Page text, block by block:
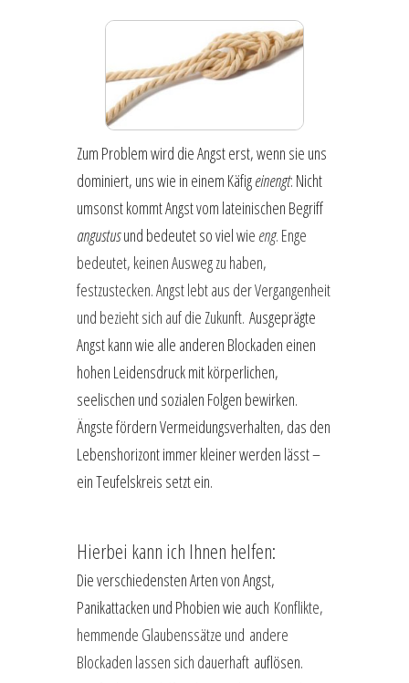
Zum Problem wird die Angst erst, wenn sie uns
dominiert, uns wie in einem Käfigeinengt: Nicht
umsonst kommt Angst vom lateinischen Begriff
angustusund bedeutet so viel wie eng. Enge
bedeutet, keinen Ausweg zu haben,
festzustecken. Angst lebt aus der Vergangenheit
und bezieht sich auf die Zukunft. Ausgeprägte
Angst kann wie alle anderen Blockaden einen
hohen Leidensdruck mit körperlichen,
seelischen und sozialen Folgen bewirken.
Ängste fördern Vermeidungsverhalten, das den
Lebenshorizont immer kleiner werden lässt –
ein Teufelskreis setzt ein.
Hierbei kann ich Ihnen helfen:
Die verschiedensten Arten von Angst,
Panikattacken und Phobien wie auch Konflikte,
hemmende Glaubenssätze und andere
Blockaden lassen sich dauerhaft auflösen.